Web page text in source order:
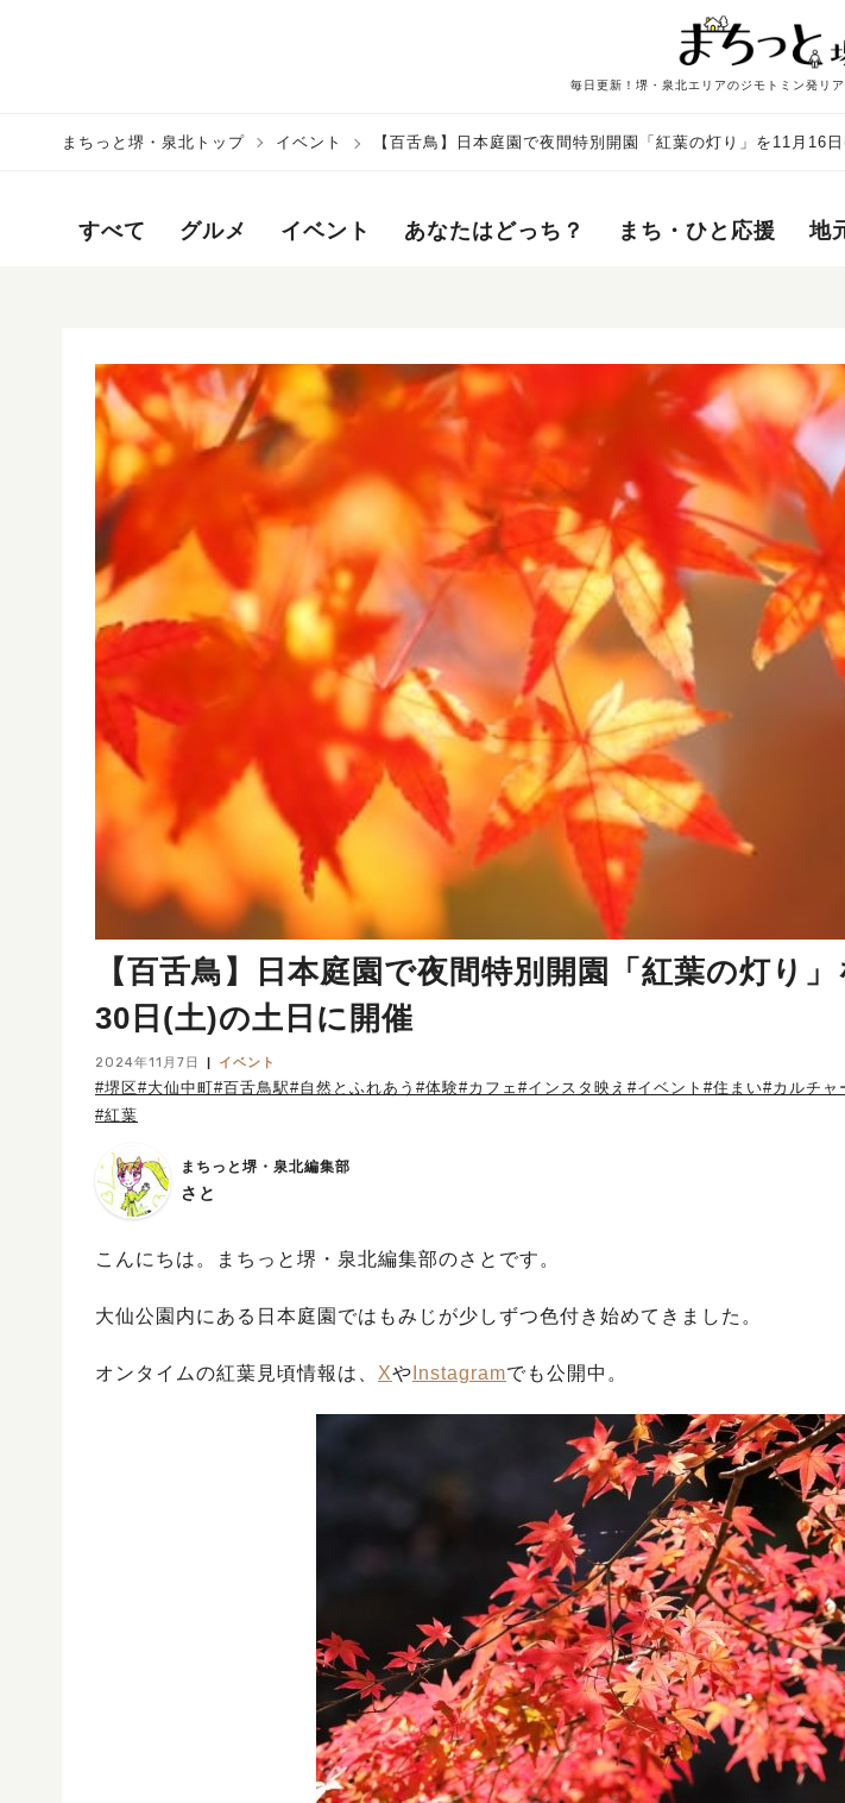
毎日更新！堺・泉北エリアのジモトミン発リ
まちっと堺・泉北トップ イベント 【百舌鳥】日本庭園で夜間特別開園「紅葉の灯り」を11月16
すべて グルメ イベント あなたはどっち？ まち・ひと応援 地
【百舌鳥】日本庭園で夜間特別開園「紅葉の灯り
30日(土)の土日に開催
2024年11月7日 イベント
#堺区#大仙中町#百舌鳥駅#自然とふれあう #体験#カフェ #インスタ映え #イベント #住まい#カルチャ
#紅葉
まちっと堺・泉北編集部
さと
こんにちは。まちっと堺・泉北編集部のさとです。
大仙公園内にある日本庭園ではもみじが少しずつ色付き始めてきました。
オンタイムの紅葉見頃情報は、 Xや Instagramでも公開中。